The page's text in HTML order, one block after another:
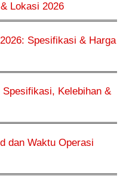
Lokasi 2026
Spesifikasi & Harga
Kelebihan &
dan Waktu Operasi